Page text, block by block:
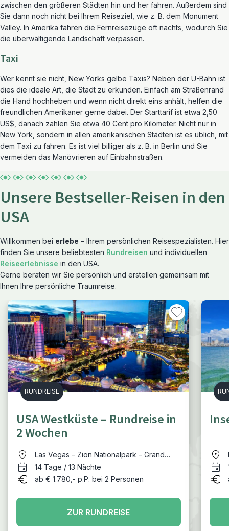
zwischen den größeren Städten hin und her fahren. Außerdem sind
Sie dann noch nicht bei Ihrem Reiseziel, wie z. B. dem Monument
Valley. In Amerika fahren die Fernreisezüge oft nachts, wodurch Sie
die überwältigende Landschaft verpassen.
Taxi
Wer kennt sie nicht, New Yorks gelbe Taxis? Neben der U-Bahn ist
dies die ideale Art, die Stadt zu erkunden. Einfach am Straßenrand
die Hand hochheben und wenn nicht direkt eins anhält, helfen die
freundlichen Amerikaner gerne dabei. Der Starttarif ist etwa 2,50
US$, danach zahlen Sie etwa 40 Cent pro Kilometer. Nicht nur in
New York, sondern in allen amerikanischen Städten ist es üblich, mit
dem Taxi zu fahren. Es ist viel billiger als z. B. in Berlin und Sie
vermeiden das Manövrieren auf Einbahnstraßen.
Unsere Bestseller-Reisen in den
USA
Willkommen bei erlebe – Ihrem persönlichen Reisespezialisten. Hier
finden Sie unsere beliebtesten Rundreisen und individuellen
Reiseerlebnisse in den USA.
Gerne beraten wir Sie persönlich und erstellen gemeinsam mit
Ihnen Ihre persönliche Traumreise.
RUNDREISE
USA Westküste – Rundreise in
2 Wochen
Las Vegas – Zion Nationalpark – Grand
Canyon (South Rim) – Route 66 (Kingman)
– Los Angeles - Highway 1 (Morro Bay) –
14 Tage / 13 Nächte
ab € 1.780,- p.P. bei 2 Personen
ZUR RUNDREISE